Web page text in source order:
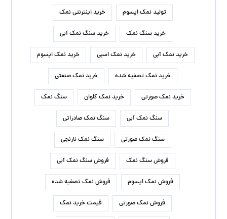
تولید نمک اپسوم خرید اینترنتی نمک
خرید سنگ نمک خرید سنگ نمک آبی
خرید نمک آبی خرید نمک اسبی خرید نمک اپسوم
خرید نمک تصفیه شده خرید نمک صنعتی
خرید نمک صورتی خرید نمک کلوان سنگ نمک
سنگ نمک آبی سنگ نمک صادراتی
سنگ نمک صورتی سنگ نمک نارنجی
فروش سنگ نمک فروش سنگ نمک آبی
فروش نمک اپسوم فروش نمک تصفیه شده
فروش نمک صورتی قیمت خرید نمک